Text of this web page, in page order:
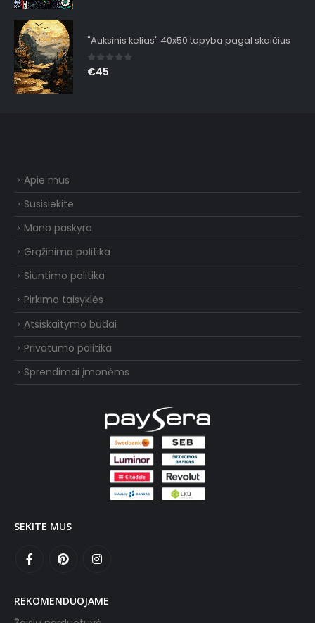
"Auksinis kelias" 40x50 tapyba pagal skaičius
0out of 5
€45
Apie mus
Susisiekite
Mano paskyra
Grąžinimo politika
Siuntimo politika
Pirkimo taisyklės
Atsiskaitymo būdai
Privatumo politika
Sprendimai įmonėms
SEKITE MUS
REKOMENDUOJAME